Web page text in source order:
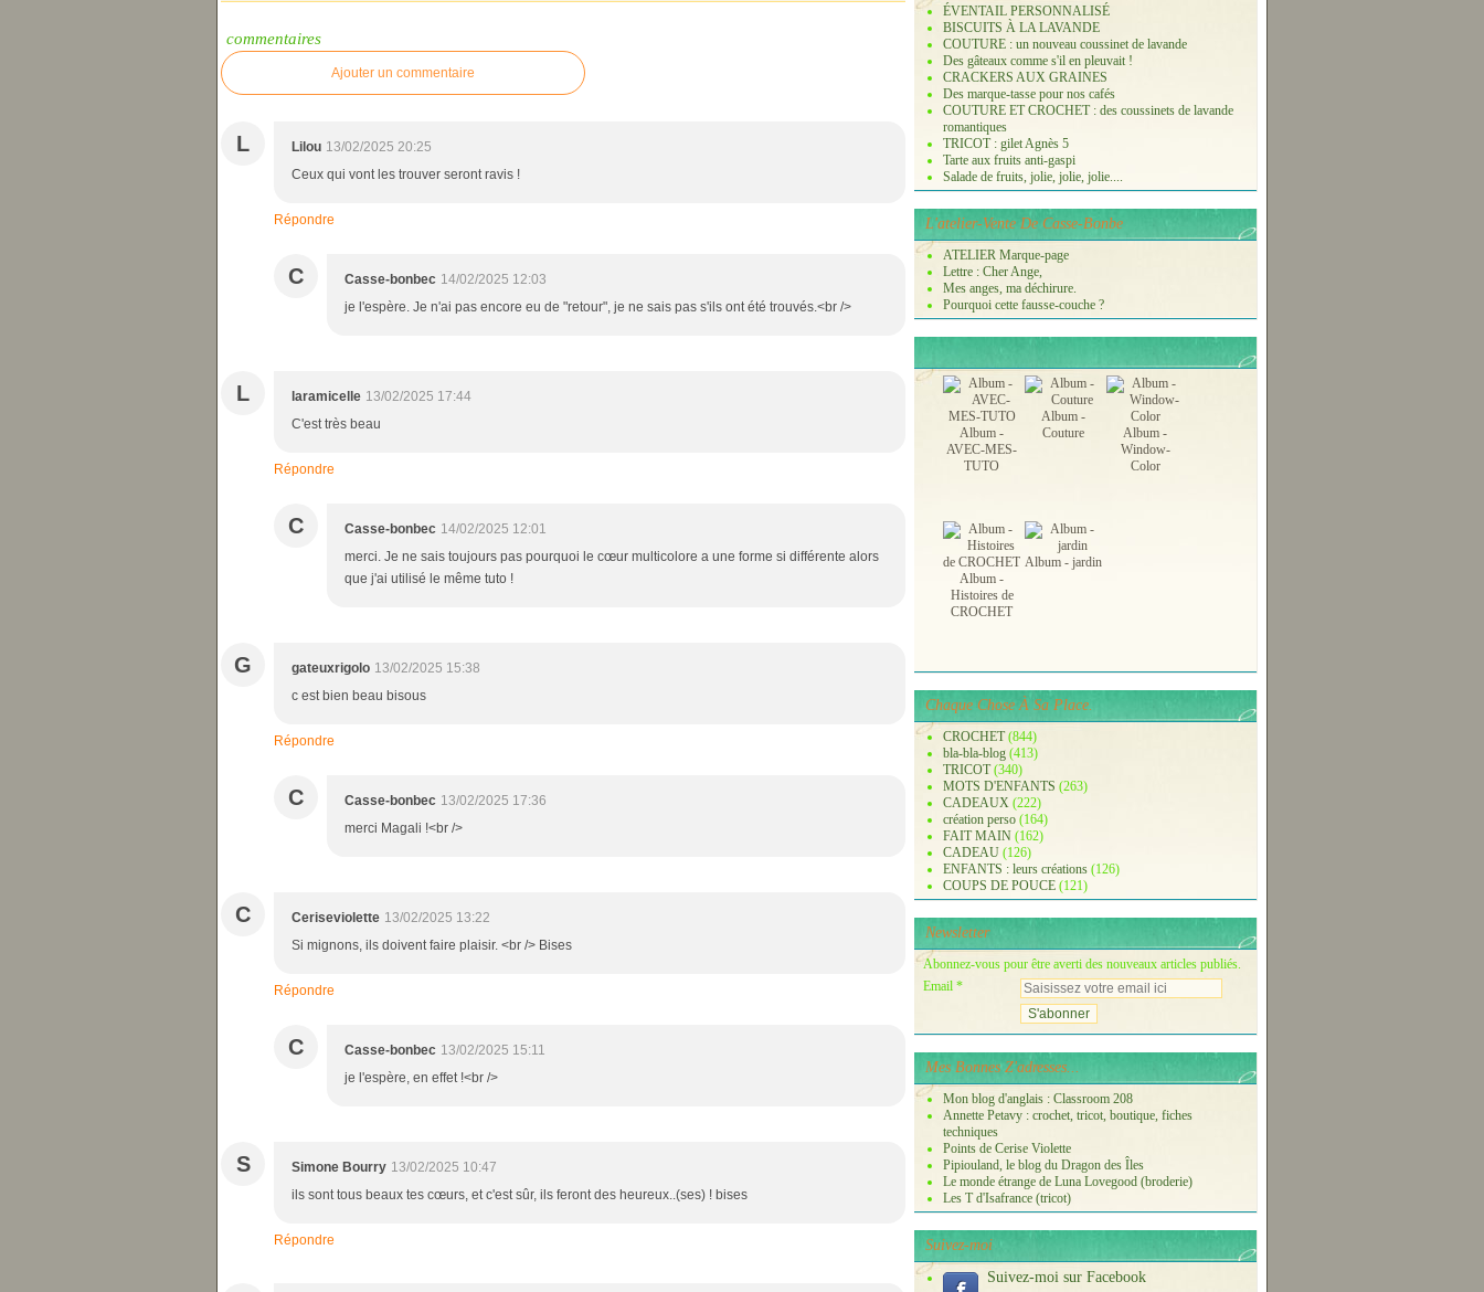
commentaires
Ajouter un commentaire
L Lilou 13/02/2025 20:25
Ceux qui vont les trouver seront ravis !
Répondre
C Casse-bonbec 14/02/2025 12:03
je l'espère. Je n'ai pas encore eu de "retour", je ne sais pas s'ils ont été trouvés.<br />
L laramicelle 13/02/2025 17:44
C'est très beau
Répondre
C Casse-bonbec 14/02/2025 12:01
merci. Je ne sais toujours pas pourquoi le cœur multicolore a une forme si différente alors
que j'ai utilisé le même tuto !
G gateuxrigolo 13/02/2025 15:38
c est bien beau bisous
Répondre
C Casse-bonbec 13/02/2025 17:36
merci Magali !<br />
C Ceriseviolette 13/02/2025 13:22
Si mignons, ils doivent faire plaisir. <br /> Bises
Répondre
C Casse-bonbec 13/02/2025 15:11
je l'espère, en effet !<br />
S Simone Bourry 13/02/2025 10:47
ils sont tous beaux tes cœurs, et c'est sûr, ils feront des heureux..(ses) ! bises
Répondre
ÉVENTAIL PERSONNALISÉ
BISCUITS À LA LAVANDE
COUTURE : un nouveau coussinet de lavande
Des gâteaux comme s'il en pleuvait !
CRACKERS AUX GRAINES
Des marque-tasse pour nos cafés
COUTURE ET CROCHET : des coussinets de lavande
romantiques
TRICOT : gilet Agnès 5
Tarte aux fruits anti-gaspi
Salade de fruits, jolie, jolie, jolie....
L'atelier-Vente De Casse-Bonbe
ATELIER Marque-page
Lettre : Cher Ange,
Mes anges, ma déchirure.
Pourquoi cette fausse-couche ?
Album -
AVEC-MES-
TUTO
Album -
Couture
Album -
Window-
Color
Album -
Histoires de
CROCHET
Album - jardin
Chaque Chose À Sa Place.
CROCHET(844)
bla-bla-blog (413)
TRICOT(340)
MOTS D'ENFANTS (263)
CADEAUX (222)
création perso (164)
FAIT MAIN (162)
CADEAU (126)
ENFANTS : leurs créations (126)
COUPS DE POUCE (121)
Newsletter
Abonnez-vous pour être averti des nouveaux articles publiés.
Email
Mes Bonnes Z'adresses...
Mon blog d'anglais : Classroom 208
Annette Petavy : crochet, tricot, boutique, fiches
techniques
Points de Cerise Violette
Pipiouland, le blog du Dragon des Îles
Le monde étrange de Luna Lovegood (broderie)
Les T d'Isafrance (tricot)
Suivez-moi
Suivez-moi sur Facebook